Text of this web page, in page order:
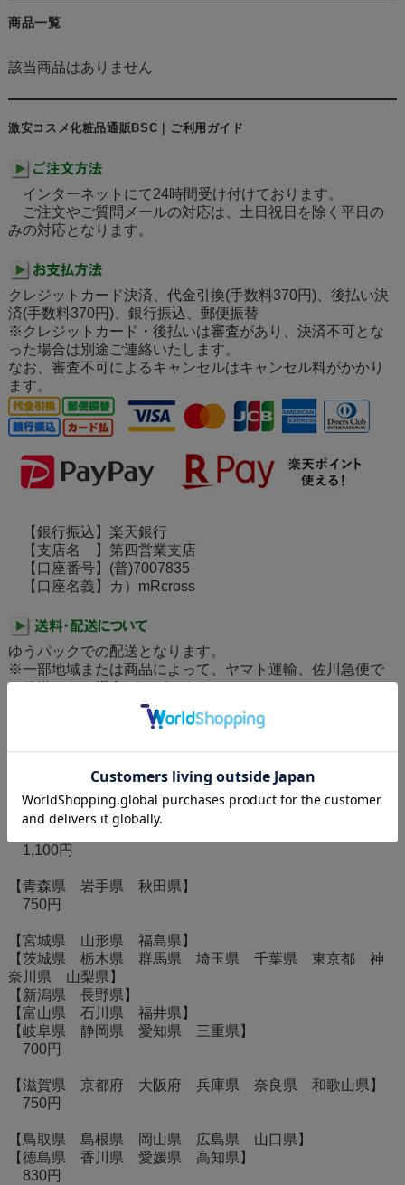
商品一覧
該当商品はありません
激安コスメ化粧品通販BSC｜ご利用ガイド
インターネットにて24時間受け付けております。
ご注文やご質問メールの対応は、土日祝日を除く平日の
みの対応となります。
クレジットカード決済、代金引換(手数料370円)、後払い決
済(手数料370円)、銀行振込、郵便振替
※クレジットカード・後払いは審査があり、決済不可とな
った場合は別途ご連絡いたします。
なお、審査不可によるキャンセルはキャンセル料がかかり
ます。
【銀行振込】楽天銀行
【支店名 】第四営業支店
【口座番号】(普)7007835
【口座名義】カ）mRcross
ゆうパックでの配送となります。
※一部地域または商品によって、ヤマト運輸、佐川急便で
の発送となる場合がございます。
※離島の場合、別途重量手数料がかかる場合がこざいま
す。あらかじめご了承ください。
※消費税は全て商品代金(税込価格)に含んで表示していま
す。
1,100円
【青森県 岩手県 秋田県】
750円
【宮城県 山形県 福島県】
【茨城県 栃木県 群馬県 埼玉県 千葉県 東京都 神
奈川県 山梨県】
【新潟県 長野県】
【富山県 石川県 福井県】
【岐阜県 静岡県 愛知県 三重県】
700円
【滋賀県 京都府 大阪府 兵庫県 奈良県 和歌山県】
750円
【鳥取県 島根県 岡山県 広島県 山口県】
【徳島県 香川県 愛媛県 高知県】
830円